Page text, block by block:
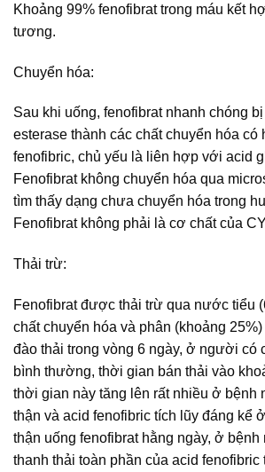
Khoảng 99% fenofibrat trong máu kết
tương.
Chuyển hóa:
Sau khi uống, fenofibrat nhanh chóng
esterase thành các chất chuyển hóa có
fenofibric, chủ yếu là liên hợp với acid
Fenofibrat không chuyển hóa qua
tìm thấy dạng chưa chuyển hóa trong
Fenofibrat không phải là cơ chất của
Thải trừ:
Fenofibrat được thải trừ qua nước tiểu
chất chuyển hóa và phân (khoảng
đào thải trong vòng 6 ngày, ở người có
bình thường, thời gian bán thải vào
thời gian này tăng lên rất nhiều ở bệnh
thận và acid fenofibric tích lũy đáng kể
thận uống fenofibrat hằng ngày, ở bệnh
thanh thải toàn phần của acid